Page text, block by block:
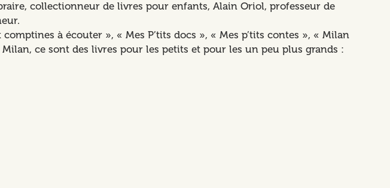
collectionneur de livres pour enfants, Alain Oriol, professeur de
à écouter », « Mes P’tits docs », « Mes p’tits contes », « Milan
ce sont des livres pour les petits et pour les un peu plus grands :